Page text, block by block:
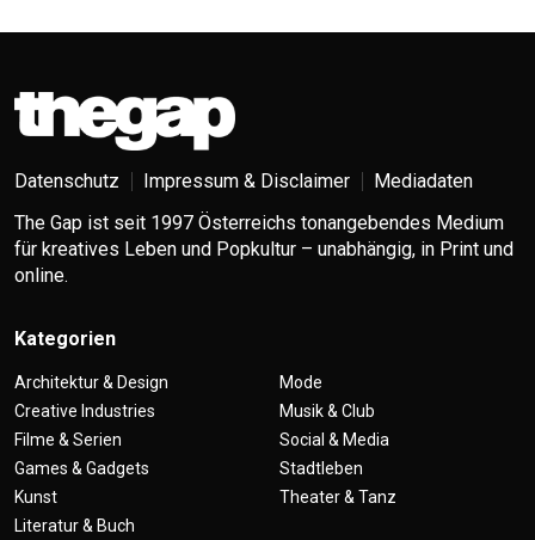
Datenschutz Impressum & Disclaimer
Mediadaten
The Gap ist seit 1997 Österreichs tonangebendes Medium
für kreatives Leben und Popkultur – unabhängig, in Print und
online.
Kategorien
Architektur & Design
Creative Industries
Filme & Serien
Games & Gadgets
Kunst
Literatur & Buch
Mode
Musik & Club
Social & Media
Stadtleben
Theater & Tanz